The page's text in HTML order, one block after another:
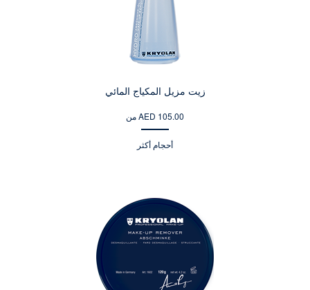
زيت مزيل المكياج المائي
من AED 105.00
أحجام أكثر